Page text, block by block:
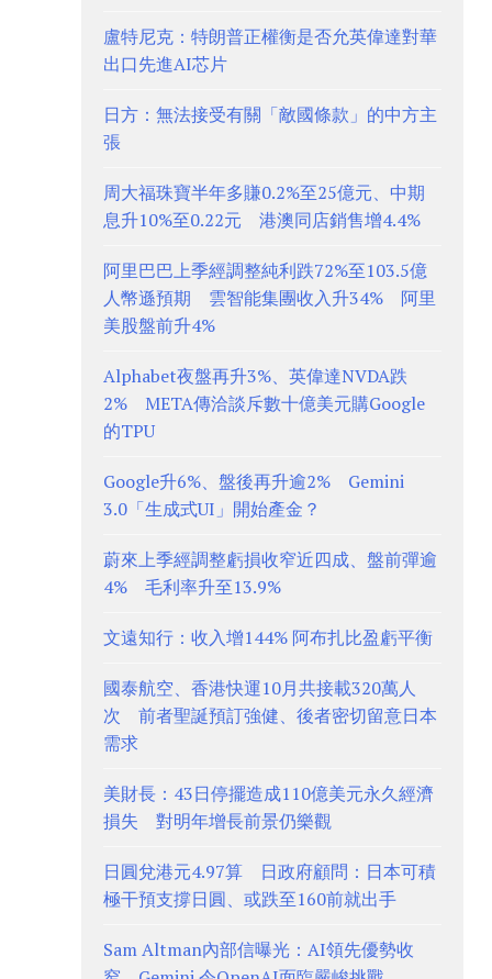
盧特尼克：特朗普正權衡是否允英偉達對華
出口先進AI芯片
日方：無法接受有關「敵國條款」的中方主
張
周大福珠寶半年多賺0.2%至25億元、中期
息升10%至0.22元 港澳同店銷售增4.4%
阿里巴巴上季經調整純利跌72%至103.5億
人幣遜預期 雲智能集團收入升34% 阿里
美股盤前升4%
Alphabet夜盤再升3%、英偉達NVDA跌
2% META傳洽談斥數十億美元購Google
的TPU
Google升6%、盤後再升逾2% Gemini
3.0「生成式UI」開始產金？
蔚來上季經調整虧損收窄近四成、盤前彈逾
4% 毛利率升至13.9%
文遠知行：收入增144% 阿布扎比盈虧平衡
國泰航空、香港快運10月共接載320萬人
次 前者聖誕預訂強健、後者密切留意日本
需求
美財長：43日停擺造成110億美元永久經濟
損失 對明年增長前景仍樂觀
日圓兌港元4.97算 日政府顧問：日本可積
極干預支撐日圓、或跌至160前就出手
Sam Altman內部信曝光：AI領先優勢收